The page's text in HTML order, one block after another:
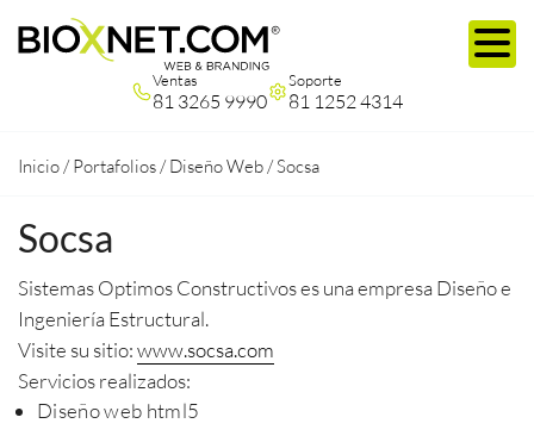
Ventas
81 3265 9990
Soporte
81 1252 4314
Inicio /Portafolios /Diseño Web /Socsa
Socsa
Sistemas Optimos Constructivos es una empresa Diseño e
Ingeniería Estructural.
Visite su sitio:www.socsa.com
Servicios realizados:
Diseño web html5